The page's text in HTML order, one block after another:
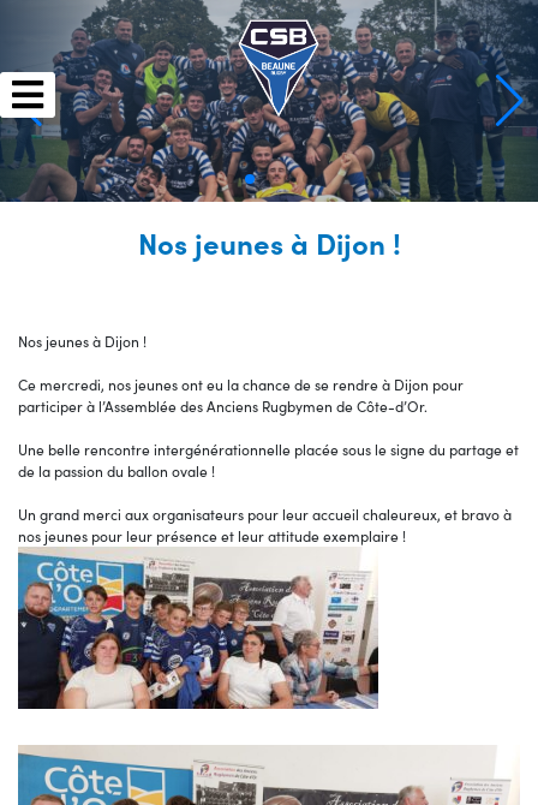
Nos jeunes à Dijon !
Nos jeunes à Dijon !
Ce mercredi, nos jeunes ont eu la chance de se rendre à Dijon pour
participer à l’Assemblée des Anciens Rugbymen de Côte-d’Or.
Une belle rencontre intergénérationnelle placée sous le signe du partage et
de la passion du ballon ovale !
Un grand merci aux organisateurs pour leur accueil chaleureux, et bravo à
nos jeunes pour leur présence et leur attitude exemplaire !